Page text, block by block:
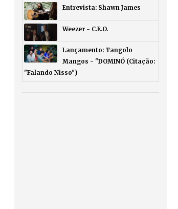
Entrevista: Shawn James
Weezer - C.E.O.
Lançamento: Tangolo
Mangos - "DOMINÓ (Citação:
"Falando Nisso")